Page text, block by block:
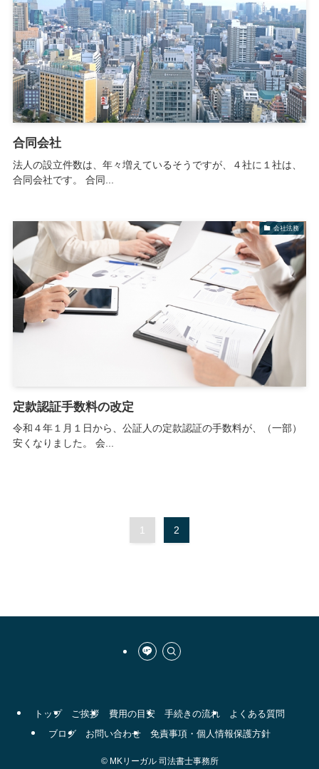
合同会社
法人の設立件数は、年々増えているそうですが、４社に１社は、
合同会社です。 合同...
会社法務
定款認証手数料の改定
令和４年１月１日から、公証人の定款認証の手数料が、（一部）
安くなりました。 会...
1 2
トップ ご挨拶 費用の目安 手続きの流れ
よくある質問
ブログ
お問い合わせ 免責事項・個人情報保護方針
©MKリーガル 司法書士事務所